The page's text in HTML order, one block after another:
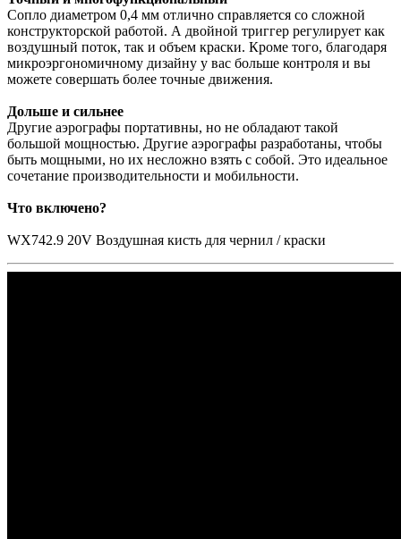
Сопло диаметром 0,4 мм отлично справляется со сложной
конструкторской работой. А двойной триггер регулирует как
воздушный поток, так и объем краски. Кроме того, благодаря
микроэргономичному дизайну у вас больше контроля и вы
можете совершать более точные движения.
Дольше и сильнее
Другие аэрографы портативны, но не обладают такой
большой мощностью. Другие аэрографы разработаны, чтобы
быть мощными, но их несложно взять с собой. Это идеальное
сочетание производительности и мобильности.
Что включено?
WX742.9 20V Воздушная кисть для чернил / краски